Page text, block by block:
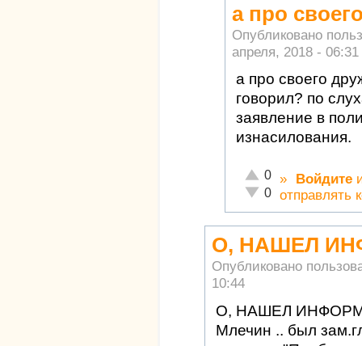
а про
Опубликовано
апреля, 2018 - 06:31
а про своего
говорил? по
заявление в
изнасилования.
Отлично!
0
Неадекватно!
0
» Войдите
отправлять
О, НАШЕЛ
Опубликовано
10:44
О, НАШЕЛ
Млечин .. был